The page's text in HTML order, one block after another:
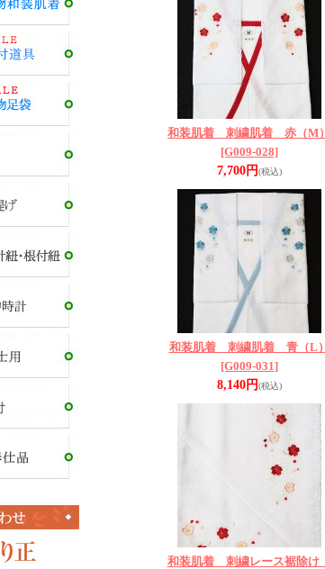
和装肌着 刺繍肌着 赤（M）
[G009-028]
7,700円(税込)
和装肌着 刺繍肌着 青（L）
[G009-031]
8,140円(税込)
和装肌着 刺繍レース裾除け